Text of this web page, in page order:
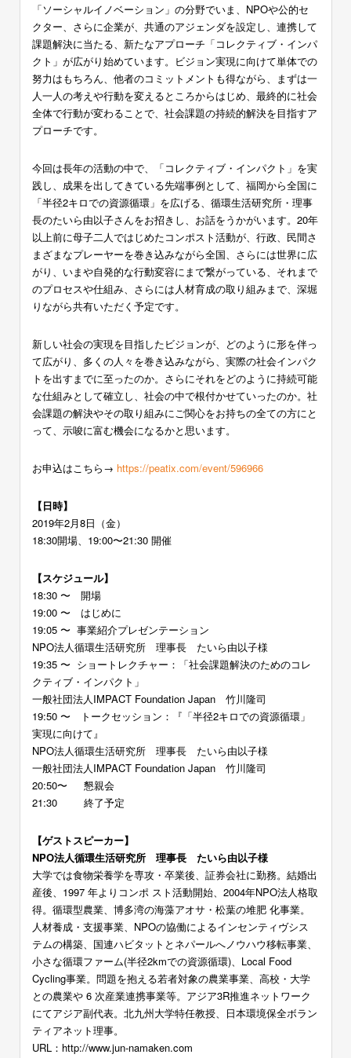
「ソーシャルイノベーション」の分野でいま、NPOや公的セ
クター、さらに企業が、共通のアジェンダを設定し、連携して
課題解決に当たる、新たなアプローチ「コレクティブ・インパ
クト」が広がり始めています。ビジョン実現に向けて単体での
努力はもちろん、他者のコミットメントも得ながら、まずは一
人一人の考えや行動を変えるところからはじめ、最終的に社会
全体で行動が変わることで、社会課題の持続的解決を目指すア
プローチです。
今回は長年の活動の中で、「コレクティブ・インパクト」を実
践し、成果を出してきている先端事例として、福岡から全国に
「半径2キロでの資源循環」を広げる、循環生活研究所・理事
長のたいら由以子さんをお招きし、お話をうかがいます。20年
以上前に母子二人ではじめたコンポスト活動が、行政、民間さ
まざまなプレーヤーを巻き込みながら全国、さらには世界に広
がり、いまや自発的な行動変容にまで繋がっている、それまで
のプロセスや仕組み、さらには人材育成の取り組みまで、深堀
りながら共有いただく予定です。
新しい社会の実現を目指したビジョンが、どのように形を伴っ
て広がり、多くの人々を巻き込みながら、実際の社会インパク
トを出すまでに至ったのか。さらにそれをどのように持続可能
な仕組みとして確立し、社会の中で根付かせていったのか。社
会課題の解決やその取り組みにご関心をお持ちの全ての方にと
って、示唆に富む機会になるかと思います。
お申込はこちら→ https://peatix.com/event/596966
【日時】
2019年2月8日（金）
18:30開場、19:00〜21:30 開催
【スケジュール】
18:30 〜 開場
19:00 〜 はじめに
19:05 〜 事業紹介プレゼンテーション
NPO法人循環生活研究所 理事長 たいら由以子様
19:35 〜 ショートレクチャー：「社会課題解決のためのコレ
クティブ・インパクト」
一般社団法人IMPACT Foundation Japan 竹川隆司
19:50 〜 トークセッション：『「半径2キロでの資源循環」
実現に向けて』
NPO法人循環生活研究所 理事長 たいら由以子様
一般社団法人IMPACT Foundation Japan 竹川隆司
20:50〜 懇親会
21:30 終了予定
【ゲストスピーカー】
NPO法人循環生活研究所 理事長 たいら由以子様
大学では食物栄養学を専攻・卒業後、証券会社に勤務。結婚出
産後、1997 年よりコンポ スト活動開始、2004年NPO法人格取
得。循環型農業、博多湾の海藻アオサ・松葉の堆肥 化事業。
人材養成・支援事業、NPOの協働によるインセンティヴシス
テムの構築、国連ハビタットとネパールへノウハウ移転事業、
小さな循環ファーム(半径2kmでの資源循環)、Local Food
Cycling事業。問題を抱える若者対象の農業事業、高校・大学
との農業や 6 次産業連携事業等。アジア3R推進ネットワーク
にてアジア副代表。北九州大学特任教授、日本環境保全ボラン
ティアネット理事。
URL：http://www.jun-namaken.com